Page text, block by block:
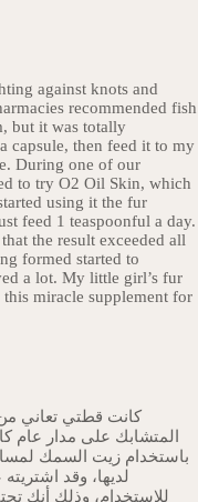
against knots and
recommended fish
but it was totally
capsule, then feed it to my
During one of our
to try O2 Oil Skin, which
using it the fur
feed 1 teaspoonful a day.
the result exceeded all
formed started to
a lot. My little girl’s fur
miracle supplement for
كانت قطتي تعاني من
المتشابك على مدار عام
باستخدام زيت السمك
لديها، وقد
للاستخدام، وذلك أنك